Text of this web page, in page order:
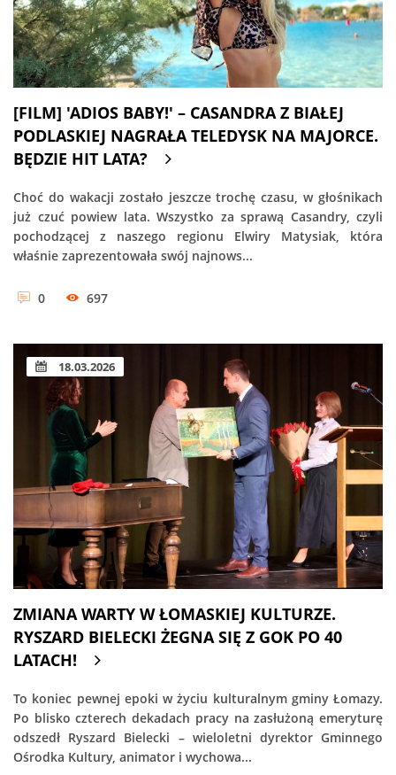
[FILM] 'ADIOS BABY!' – CASANDRA Z BIAŁEJ
PODLASKIEJ NAGRAŁA TELEDYSK NA MAJORCE.
BĘDZIE HIT LATA?
Choć do wakacji zostało jeszcze trochę czasu, w głośnikach
już czuć powiew lata. Wszystko za sprawą Casandry, czyli
pochodzącej z naszego regionu Elwiry Matysiak, która
właśnie zaprezentowała swój najnows...
0 697
18.03.2026
ZMIANA WARTY W ŁOMASKIEJ KULTURZE.
RYSZARD BIELECKI ŻEGNA SIĘ Z GOK PO 40
LATACH!
To koniec pewnej epoki w życiu kulturalnym gminy Łomazy.
Po blisko czterech dekadach pracy na zasłużoną emeryturę
odszedł Ryszard Bielecki – wieloletni dyrektor Gminnego
Ośrodka Kultury, animator i wychowa...